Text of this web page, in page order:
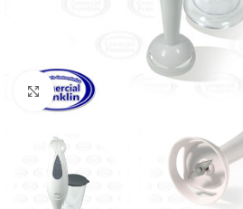
Haga clic para ampliar